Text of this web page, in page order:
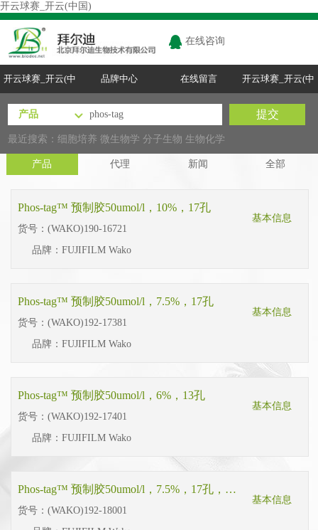
开云球赛_开云(中国)
在线咨询
开云球赛_开云(中
国)
品牌中心 在线留言 开云球赛_开云(中
国)
最近搜索：细胞培养 微生物学 分子生物 生物化学
产品 代理 新闻 全部
Phos-tag™ 预制胶50umol/l，10%，17孔
基本信息
货号： (WAKO)190-16721
品牌： FUJIFILM Wako
Phos-tag™ 预制胶50umol/l，7.5%，17孔
基本信息
货号： (WAKO)192-17381
品牌： FUJIFILM Wako
Phos-tag™ 预制胶50umol/l，6%，13孔
基本信息
货号： (WAKO)192-17401
品牌： FUJIFILM Wako
Phos-tag™ 预制胶50umol/l，7.5%，17孔，Life Technologies型
基本信息
货号： (WAKO)192-18001